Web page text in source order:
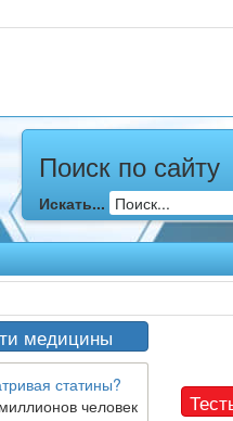
Поиск по сайту
Искать...
медицины
статины?
человек